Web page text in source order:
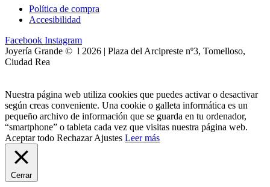
Política de compra
Accesibilidad
Facebook Instagram
Joyería Grande © l 2026 | Plaza del Arcipreste nº3, Tomelloso,
Ciudad Rea
Nuestra página web utiliza cookies que puedes activar o desactivar
según creas conveniente. Una cookie o galleta informática es un
pequeño archivo de información que se guarda en tu ordenador,
“smartphone” o tableta cada vez que visitas nuestra página web.
Aceptar todo Rechazar Ajustes Leer más
Cerrar